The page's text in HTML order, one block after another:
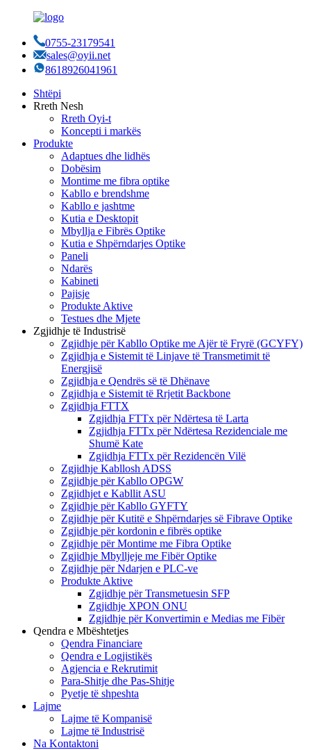
0755-23179541
sales@oyii.net
8618926041961
Shtëpi
Rreth Nesh
Rreth Oyi-t
Koncepti i markës
Produkte
Adaptues dhe lidhës
Dobësim
Montime me fibra optike
Kabllo e brendshme
Kabllo e jashtme
Kutia e Desktopit
Mbyllja e Fibrës Optike
Kutia e Shpërndarjes Optike
Paneli
Ndarës
Kabineti
Pajisje
Produkte Aktive
Testues dhe Mjete
Zgjidhje të Industrisë
Zgjidhje për Kabllo Optike me Ajër të Fryrë (GCYFY)
Zgjidhja e Sistemit të Linjave të Transmetimit të
Energjisë
Zgjidhja e Qendrës së të Dhënave
Zgjidhja e Sistemit të Rrjetit Backbone
Zgjidhja FTTX
Zgjidhja FTTx për Ndërtesa të Larta
Zgjidhja FTTx për Ndërtesa Rezidenciale me
Shumë Kate
Zgjidhja FTTx për Rezidencën Vilë
Zgjidhje Kabllosh ADSS
Zgjidhje për Kabllo OPGW
Zgjidhjet e Kabllit ASU
Zgjidhje për Kabllo GYFTY
Zgjidhje për Kutitë e Shpërndarjes së Fibrave Optike
Zgjidhje për kordonin e fibrës optike
Zgjidhje për Montime me Fibra Optike
Zgjidhje Mbylljeje me Fibër Optike
Zgjidhje për Ndarjen e PLC-ve
Produkte Aktive
Zgjidhje për Transmetuesin SFP
Zgjidhje XPON ONU
Zgjidhje për Konvertimin e Medias me Fibër
Qendra e Mbështetjes
Qendra Financiare
Qendra e Logjistikës
Agjencia e Rekrutimit
Para-Shitje dhe Pas-Shitje
Pyetje të shpeshta
Lajme
Lajme të Kompanisë
Lajme të Industrisë
Na Kontaktoni